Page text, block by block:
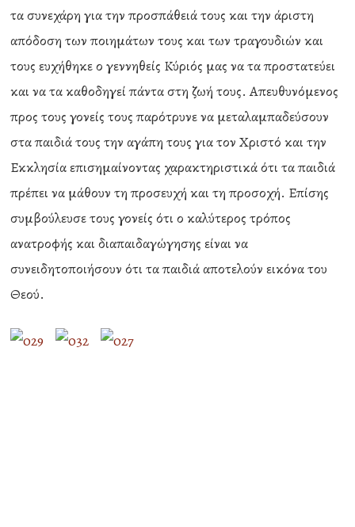
τα συνεχάρη για την προσπάθειά τους και την άριστη
απόδοση των ποιημάτων τους και των τραγουδιών και
τους ευχήθηκε ο γεννηθείς Κύριός μας να τα προστατεύει
και να τα καθοδηγεί πάντα στη ζωή τους. Απευθυνόμενος
προς τους γονείς τους παρότρυνε να μεταλαμπαδεύσουν
στα παιδιά τους την αγάπη τους για τον Χριστό και την
Εκκλησία επισημαίνοντας χαρακτηριστικά ότι τα παιδιά
πρέπει να μάθουν τη προσευχή και τη προσοχή. Επίσης
συμβούλευσε τους γονείς ότι ο καλύτερος τρόπος
ανατροφής και διαπαιδαγώγησης είναι να
συνειδητοποιήσουν ότι τα παιδιά αποτελούν εικόνα του
Θεού.